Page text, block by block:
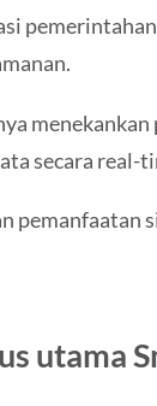
secara real-
pemanfaatan
utama